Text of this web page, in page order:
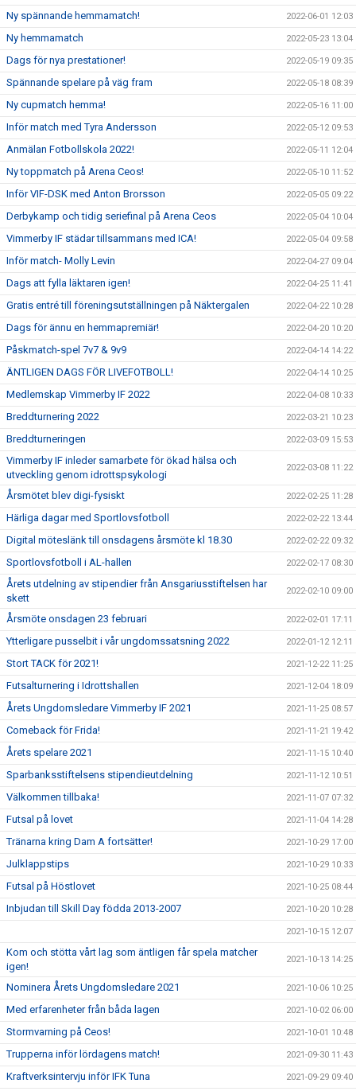
Ny spännande hemmamatch! 2022-06-01 12:03
Ny hemmamatch 2022-05-23 13:04
Dags för nya prestationer! 2022-05-19 09:35
Spännande spelare på väg fram 2022-05-18 08:39
Ny cupmatch hemma! 2022-05-16 11:00
Inför match med Tyra Andersson 2022-05-12 09:53
Anmälan Fotbollskola 2022! 2022-05-11 12:04
Ny toppmatch på Arena Ceos! 2022-05-10 11:52
Inför VIF-DSK med Anton Brorsson 2022-05-05 09:22
Derbykamp och tidig seriefinal på Arena Ceos 2022-05-04 10:04
Vimmerby IF städar tillsammans med ICA! 2022-05-04 09:58
Inför match- Molly Levin 2022-04-27 09:04
Dags att fylla läktaren igen! 2022-04-25 11:41
Gratis entré till föreningsutställningen på Näktergalen 2022-04-22 10:28
Dags för ännu en hemmapremiär! 2022-04-20 10:20
Påskmatch-spel 7v7 & 9v9 2022-04-14 14:22
ÄNTLIGEN DAGS FÖR LIVEFOTBOLL! 2022-04-14 10:25
Medlemskap Vimmerby IF 2022 2022-04-08 10:33
Breddturnering 2022 2022-03-21 10:23
Breddturneringen 2022-03-09 15:53
Vimmerby IF inleder samarbete för ökad hälsa och
utveckling genom idrottspsykologi
2022-03-08 11:22
Årsmötet blev digi-fysiskt 2022-02-25 11:28
Härliga dagar med Sportlovsfotboll 2022-02-22 13:44
Digital möteslänk till onsdagens årsmöte kl 18.30 2022-02-22 09:32
Sportlovsfotboll i AL-hallen 2022-02-17 08:30
Årets utdelning av stipendier från Ansgariusstiftelsen har
skett
2022-02-10 09:00
Årsmöte onsdagen 23 februari 2022-02-01 17:11
Ytterligare pusselbit i vår ungdomssatsning 2022 2022-01-12 12:11
Stort TACK för 2021! 2021-12-22 11:25
Futsalturnering i Idrottshallen 2021-12-04 18:09
Årets Ungdomsledare Vimmerby IF 2021 2021-11-25 08:57
Comeback för Frida! 2021-11-21 19:42
Årets spelare 2021 2021-11-15 10:40
Sparbanksstiftelsens stipendieutdelning 2021-11-12 10:51
Välkommen tillbaka! 2021-11-07 07:32
Futsal på lovet 2021-11-04 14:28
Tränarna kring Dam A fortsätter! 2021-10-29 17:00
Julklappstips 2021-10-29 10:33
Futsal på Höstlovet 2021-10-25 08:44
Inbjudan till Skill Day födda 2013-2007 2021-10-20 10:28
2021-10-15 12:07
Kom och stötta vårt lag som äntligen får spela matcher
igen!
2021-10-13 14:25
Nominera Årets Ungdomsledare 2021 2021-10-06 10:25
Med erfarenheter från båda lagen 2021-10-02 06:00
Stormvarning på Ceos! 2021-10-01 10:48
Trupperna inför lördagens match! 2021-09-30 11:43
Kraftverksintervju inför IFK Tuna 2021-09-29 09:40